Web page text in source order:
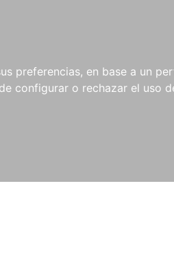
preferencias, en base a un
configurar o rechazar el uso
NOVEDADES